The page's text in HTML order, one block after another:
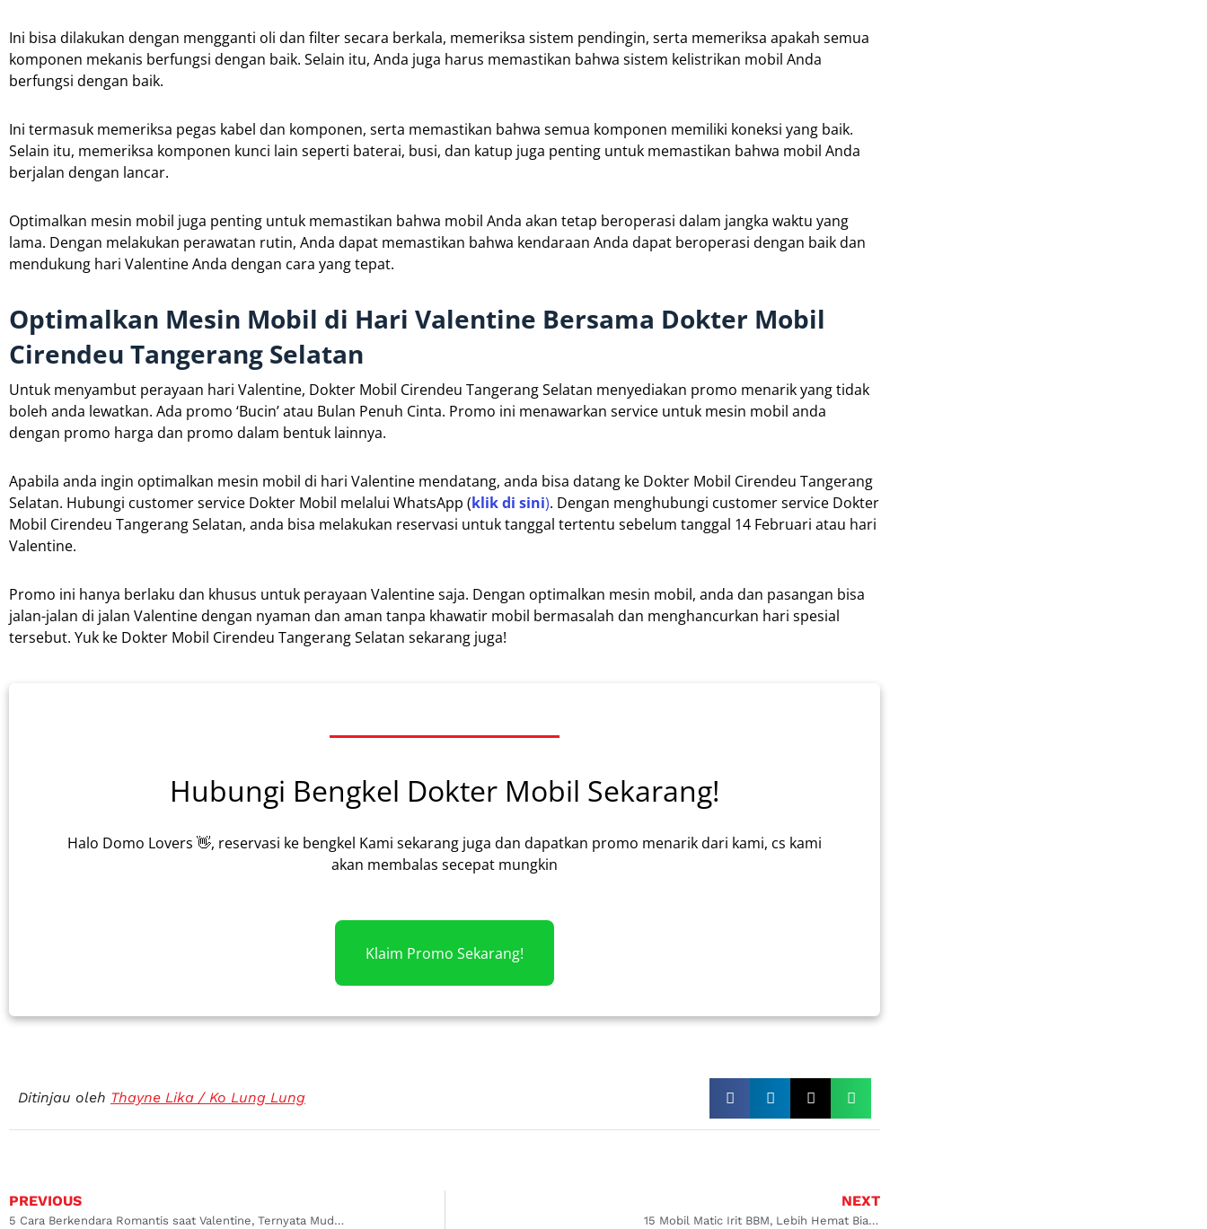
Ini bisa dilakukan dengan mengganti oli dan filter secara berkala, memeriksa sistem pendingin, serta memeriksa apakah semua
komponen mekanis berfungsi dengan baik. Selain itu, Anda juga harus memastikan bahwa sistem kelistrikan mobil Anda
berfungsi dengan baik.
Ini termasuk memeriksa pegas kabel dan komponen, serta memastikan bahwa semua komponen memiliki koneksi yang baik.
Selain itu, memeriksa komponen kunci lain seperti baterai, busi, dan katup juga penting untuk memastikan bahwa mobil Anda
berjalan dengan lancar.
Optimalkan mesin mobil juga penting untuk memastikan bahwa mobil Anda akan tetap beroperasi dalam jangka waktu yang
lama. Dengan melakukan perawatan rutin, Anda dapat memastikan bahwa kendaraan Anda dapat beroperasi dengan baik dan
mendukung hari Valentine Anda dengan cara yang tepat.
Optimalkan Mesin Mobil di Hari Valentine Bersama Dokter Mobil
Cirendeu Tangerang Selatan
Untuk menyambut perayaan hari Valentine, Dokter Mobil Cirendeu Tangerang Selatan menyediakan promo menarik yang tidak
boleh anda lewatkan. Ada promo ‘Bucin’ atau Bulan Penuh Cinta. Promo ini menawarkan service untuk mesin mobil anda
dengan promo harga dan promo dalam bentuk lainnya.
Apabila anda ingin optimalkan mesin mobil di hari Valentine mendatang, anda bisa datang ke Dokter Mobil Cirendeu Tangerang
Selatan. Hubungi customer service Dokter Mobil melalui WhatsApp (klik di sini). Dengan menghubungi customer service Dokter
Mobil Cirendeu Tangerang Selatan, anda bisa melakukan reservasi untuk tanggal tertentu sebelum tanggal 14 Februari atau hari
Valentine.
Promo ini hanya berlaku dan khusus untuk perayaan Valentine saja. Dengan optimalkan mesin mobil, anda dan pasangan bisa
jalan-jalan di jalan Valentine dengan nyaman dan aman tanpa khawatir mobil bermasalah dan menghancurkan hari spesial
tersebut. Yuk ke Dokter Mobil Cirendeu Tangerang Selatan sekarang juga!
Hubungi Bengkel Dokter Mobil Sekarang!
Halo Domo Lovers 👋, reservasi ke bengkel Kami sekarang juga dan dapatkan promo menarik dari kami, cs kami
akan membalas secepat mungkin
Klaim Promo Sekarang!
Ditinjau oleh Thayne Lika / Ko Lung Lung
PREVIOUS
5 Cara Berkendara Romantis saat Valentine, Ternyata Mudah!
NEXT
15 Mobil Matic Irit BBM, Lebih Hemat Biaya!